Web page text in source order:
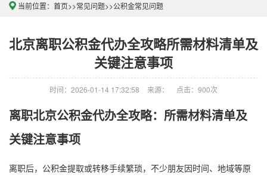
当前位置： 首页>>常见问题>>公积金常见问题
北京离职公积金代办全攻略所需材料清单及
关键注意事项
时间：2026-01-14 17:32:58 来源： 点击：900次
离职北京公积金代办全攻略：所需材料清单及
关键注意事项
离职后，公积金提取或转移手续繁琐，不少朋友因时间、地域等原